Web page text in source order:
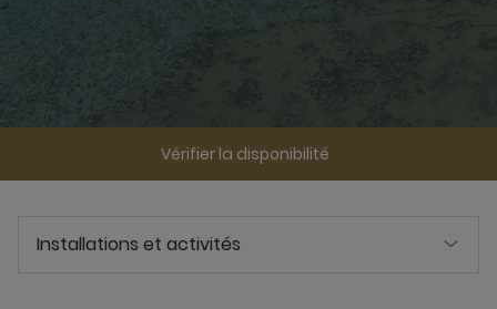
Vérifier la disponibilité
Installations et activités